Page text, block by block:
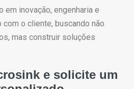
em inovação, engenharia e
o cliente, buscando não
mas construir soluções
e solicite um